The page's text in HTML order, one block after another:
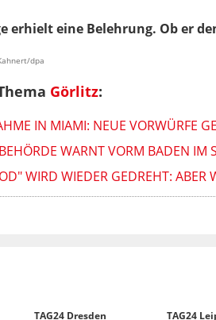
erhielt eine Belehrung. Ob er
dpa
Görlitz:
IN MIAMI: NEUE VORWÜRFE
WARNT VORM BADEN IM
WIRD WIEDER GEDREHT: ABER
TAG24 Dresden TAG24